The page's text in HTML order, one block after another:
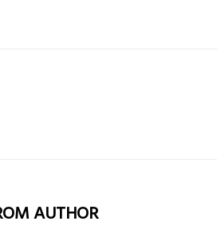
AUTHOR